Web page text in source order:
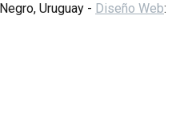
Uruguay - Diseño Web: